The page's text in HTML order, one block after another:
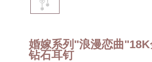
婚嫁系列"浪漫恋曲
钻石耳钉